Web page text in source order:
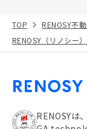
TOP RENOSY不
RENOSY（リノシー
RENOSYは